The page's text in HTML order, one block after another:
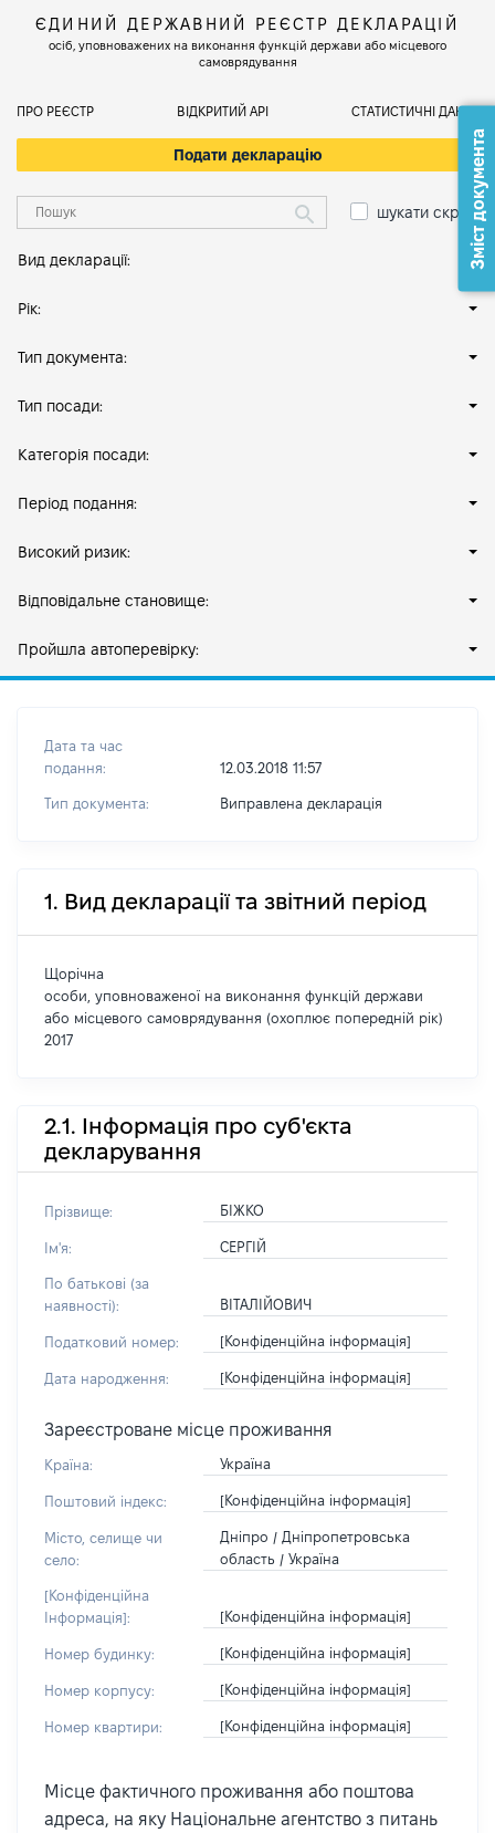
ЄДИНИЙ ДЕРЖАВНИЙ РЕЄСТР ДЕКЛАРАЦІЙ
осіб, уповноважених на виконання функцій держави або місцевого
самоврядування
ПРО РЕЄСТР ВІДКРИТИЙ АРІ СТАТИСТИЧНІ ДАНІ
Подати декларацію
шукати скрізь
Вид декларації:
Рік:
Тип документа:
Тип посади:
Категорія посади:
Період подання:
Високий ризик:
Відповідальне становище:
Пройшла автоперевірку:
Дата та час
подання:
12.03.2018 11:57
Тип документа: Виправлена декларація
1. Вид декларації та звітний період
Щорічна
особи, уповноваженої на виконання функцій держави
або місцевого самоврядування (охоплює попередній рік)
2017
2.1. Інформація про суб'єкта
декларування
Прізвище: БІЖКО
Ім'я: СЕРГІЙ
По батькові (за
наявності):
ВІТАЛІЙОВИЧ
Податковий номер: [Конфіденційна інформація]
Дата народження: [Конфіденційна інформація]
Зареєстроване місце проживання
Країна: Україна
Поштовий індекс: [Конфіденційна інформація]
Місто, селище чи
село:
Дніпро / Дніпропетровська
область / Україна
[Конфіденційна
Інформація]:
[Конфіденційна інформація]
Номер будинку: [Конфіденційна інформація]
Номер корпусу: [Конфіденційна інформація]
Номер квартири: [Конфіденційна інформація]
Місце фактичного проживання або поштова
адреса, на яку Національне агентство з питань
Зміст документа